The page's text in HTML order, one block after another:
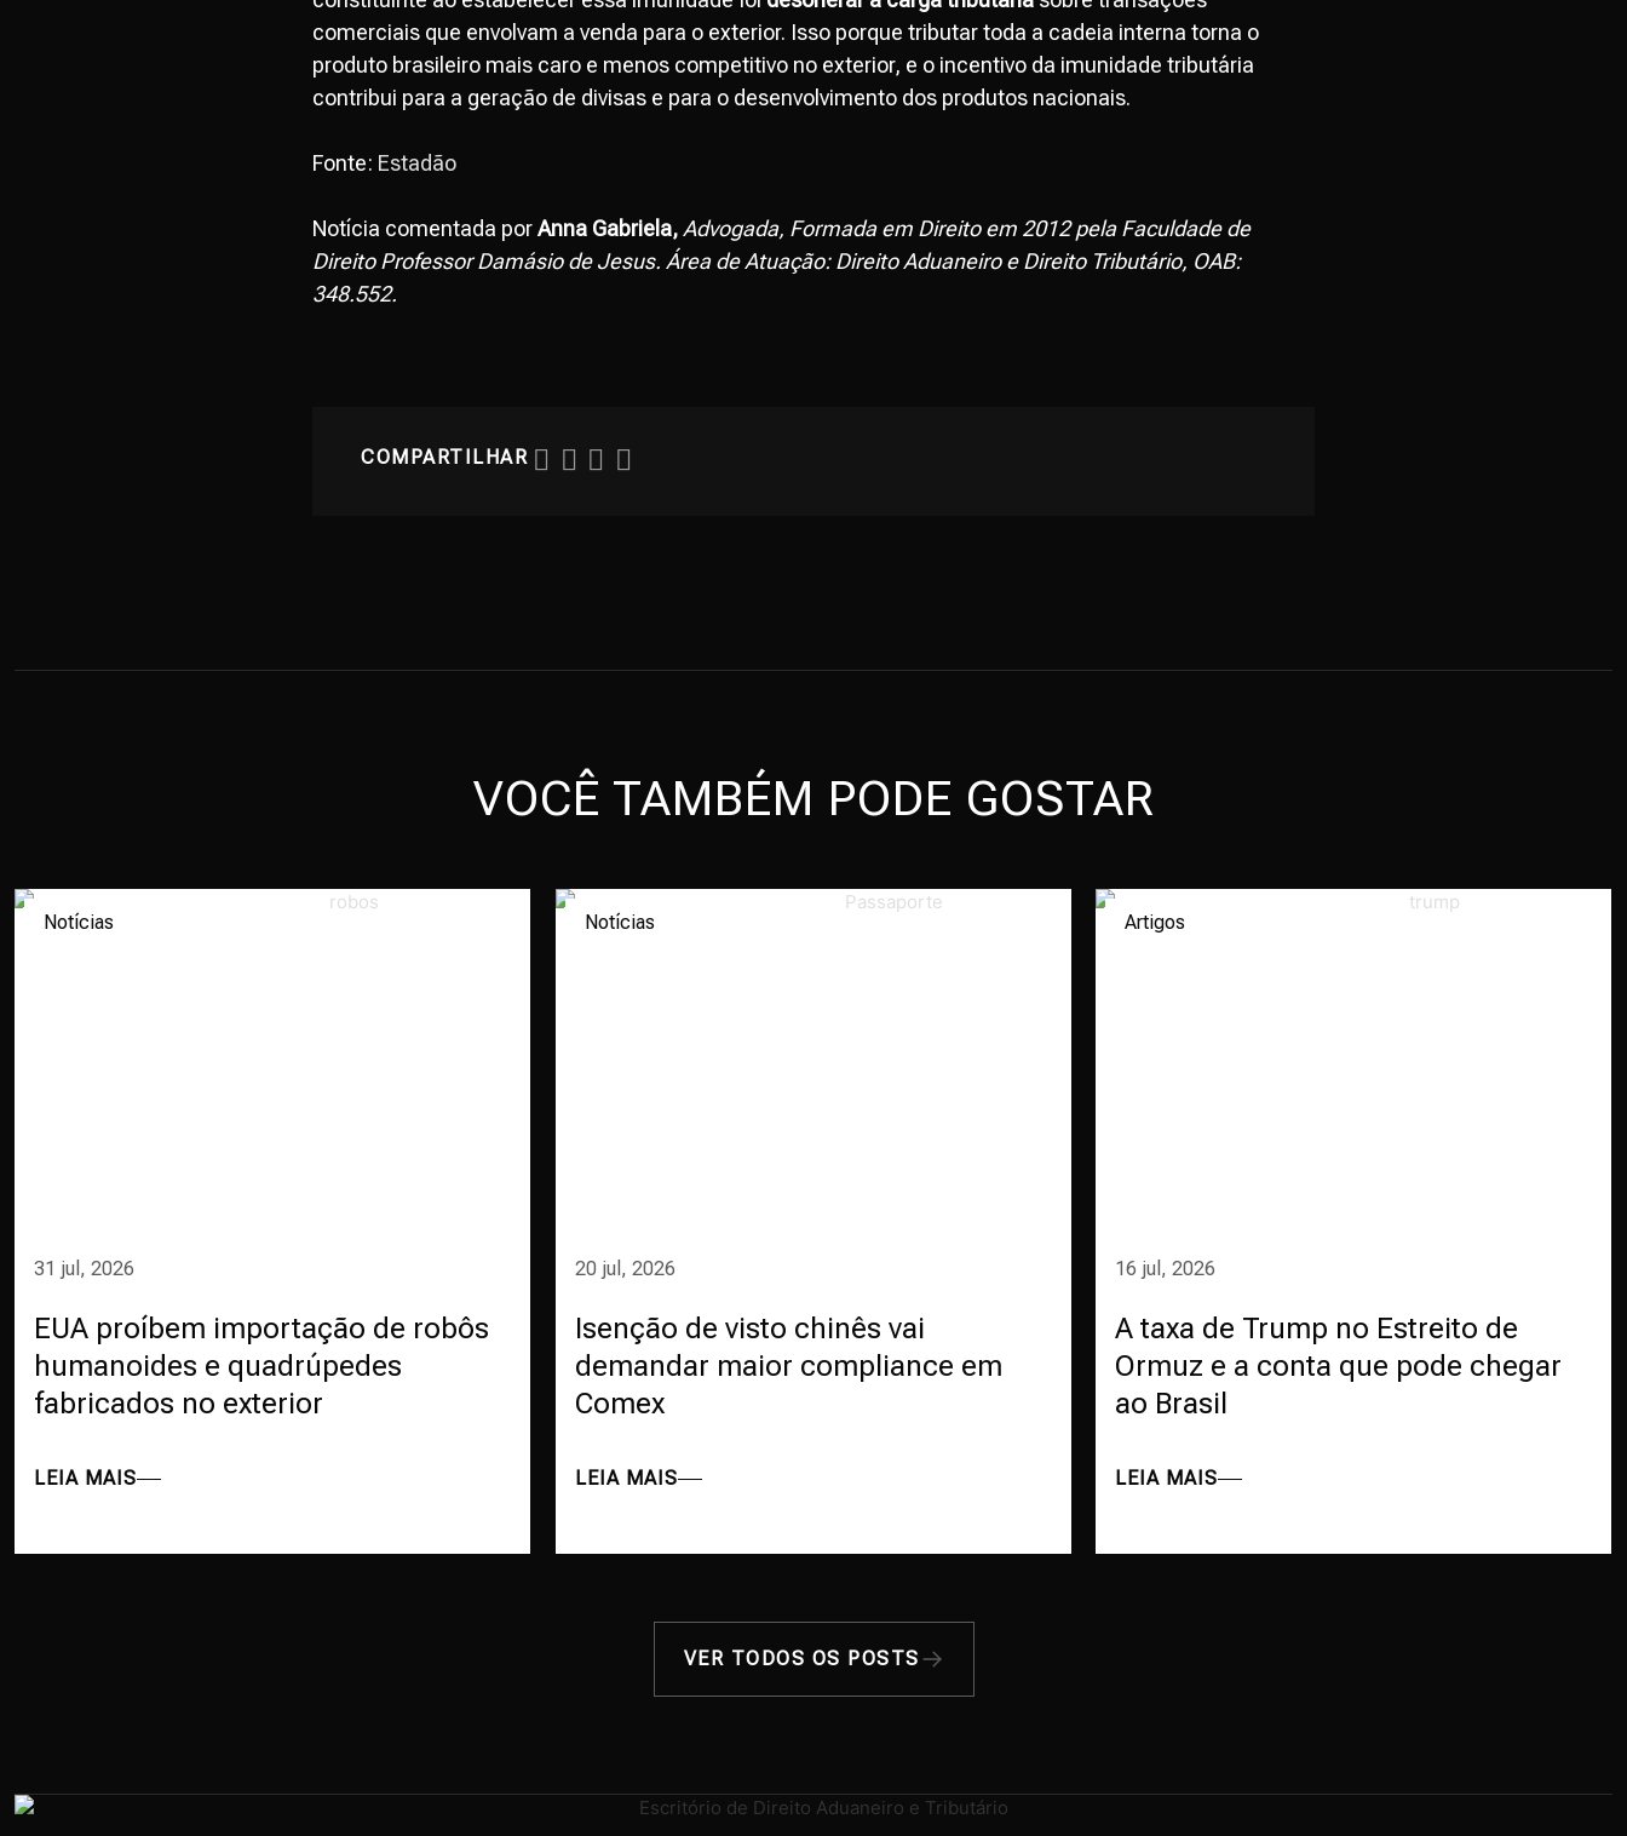
comerciais que envolvam a venda para o exterior. Isso porque tributar toda a cadeia interna torna o
produto brasileiro mais caro e menos competitivo no exterior, e o incentivo da imunidade tributária
contribui para a geração de divisas e para o desenvolvimento dos produtos nacionais.
Fonte: Estadão
Notícia comentada porAnna Gabriela,Advogada, Formada em Direito em 2012 pela Faculdade de
Direito Professor Damásio de Jesus. Área de Atuação: Direito Aduaneiro e Direito Tributário, OAB:
348.552.
COMPARTILHAR
VOCÊ TAMBÉM PODE GOSTAR
Notícias
31 jul, 2026
EUA proíbem importação de robôs
humanoides e quadrúpedes
fabricados no exterior
LEIA MAIS
Notícias
20 jul, 2026
Isenção de visto chinês vai
demandar maior compliance em
Comex
LEIA MAIS
Artigos
16 jul, 2026
A taxa de Trump no Estreito de
Ormuz e a conta que pode chegar
ao Brasil
LEIA MAIS
VER TODOS OS POSTS